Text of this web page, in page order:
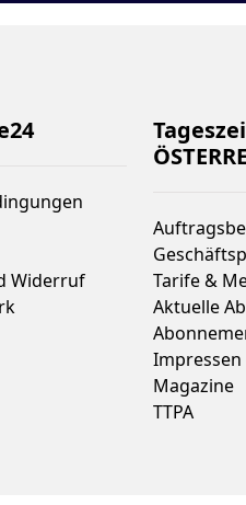
Widerruf
Tarife &
Aktuelle
Impressen
Magazine
TTPA